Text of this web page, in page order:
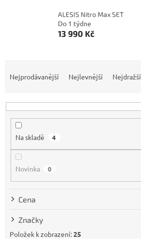
ALESIS Nitro Max SET
Do 1 týdne
13 990 Kč
n
Nejprodávanější Nejlevnější Nejdražší
Na skladě 4
Novinka 0
Cena
Značky
Položek k zobrazení:25